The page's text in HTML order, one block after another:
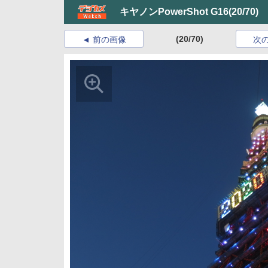
キヤノンPowerShot G16(20/70)
前の画像 (20/70) 次